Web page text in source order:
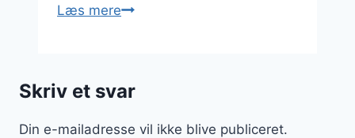
Læs mereCæsarsalat
hurtig
Skriv et svar
Din e-mailadresse vil ikke blive publiceret.